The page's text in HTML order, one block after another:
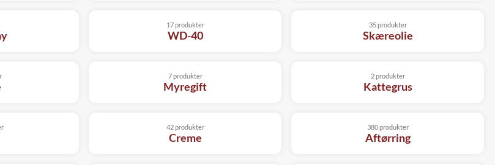
WD-40
17 produkter
Skæreolie
35 produkter
Myregift
7 produkter
Kattegrus
2 produkter
Creme
42 produkter
Aftørring
380 produkter